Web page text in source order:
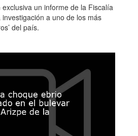
un informe de la Fiscalía
a uno de los más
del país.